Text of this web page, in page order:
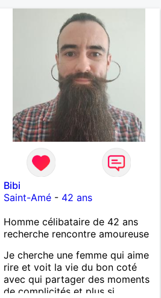
m’occupe en garde alternée.
J’aime à peu près tous les styles
de musique. (Oui je suis pas trop
fan de Jul). Je fais du sport
pour garder la forme et plutôt
agréable à regarder. (Enfin je le
pense en tout cas 😂)
Bibi
Saint-Amé - 42 ans
Homme célibataire de 42 ans
recherche rencontre amoureuse
Je cherche une femme qui aime
rire et voit la vie du bon coté
avec qui partager des moments
de complicités et plus si